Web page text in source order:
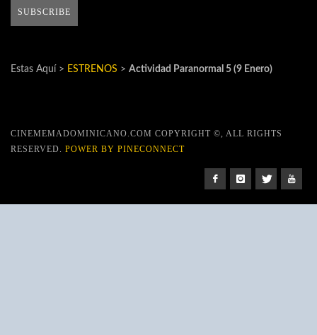
Estas Aquí > ESTRENOS > Actividad Paranormal 5 (9 Enero)
CINEMEMADOMINICANO.COM COPYRIGHT ©, ALL RIGHTS
RESERVED. POWER BY PINECONNECT